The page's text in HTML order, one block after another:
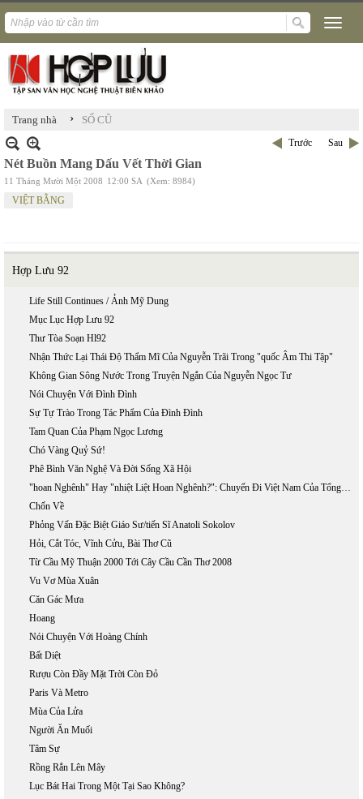
Trang nhà › SỐ CŨ
Trước Sau
Nét Buồn Mang Dấu Vết Thời Gian
11 Tháng Mười Một 2008 12:00 SA (Xem: 8984)
VIỆT BẰNG
Hợp Lưu 92
Life Still Continues / Ảnh Mỹ Dung
Mục Lục Hợp Lưu 92
Thư Tòa Soạn Hl92
Nhận Thức Lại Thái Độ Thẩm Mĩ Của Nguyễn Trãi Trong "quốc Âm Thi Tập"
Không Gian Sông Nước Trong Truyện Ngắn Của Nguyễn Ngọc Tư
Nói Chuyện Với Đình Đình
Sự Tự Trào Trong Tác Phẩm Của Đình Đình
Tam Quan Của Phạm Ngọc Lương
Chó Vàng Quỷ Sứ!
Phê Bình Văn Nghệ Và Đời Sống Xã Hội
"hoan Nghênh" Hay "nhiệt Liệt Hoan Nghênh?": Chuyến Đi Việt Nam Của Tổng Thống Bush, 17-20/11/2006
Chốn Về
Phỏng Vấn Đặc Biệt Giáo Sư/tiến Sĩ Anatoli Sokolov
Hỏi, Cắt Tóc, Vĩnh Cửu, Bài Thơ Cũ
Từ Cầu Mỹ Thuận 2000 Tới Cây Cầu Cần Thơ 2008
Vu Vơ Mùa Xuân
Căn Gác Mưa
Hoang
Nói Chuyện Với Hoàng Chính
Bất Diệt
Rượu Còn Đầy Mặt Trời Còn Đỏ
Paris Và Metro
Mùa Của Lửa
Người Ăn Muối
Tâm Sự
Rồng Rắn Lên Mây
Lục Bát Hai Trong Một Tại Sao Không?